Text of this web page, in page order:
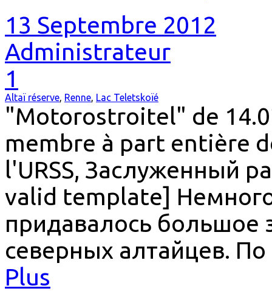
13 Septembre 2012
Administrateur
1
Altaï réserve, Renne, Lac Teletskoïé
"Motorostroitel" de
membre à part entière
l'URSS, Заслуженный
valid template]
придавалось большое
северных алтайцев.
Plus